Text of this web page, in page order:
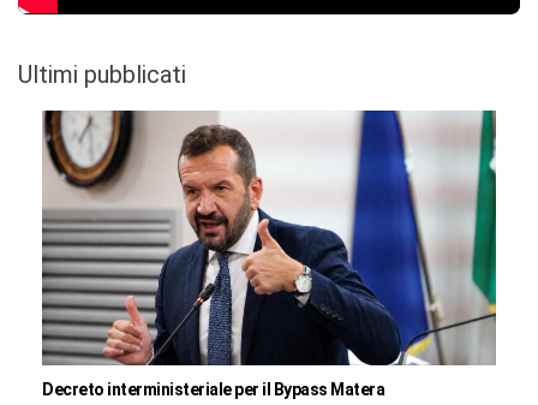
Ultimi pubblicati
Decreto interministeriale per il Bypass Matera